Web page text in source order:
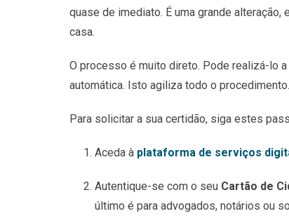
quase de imediato. É uma grande
casa.
O processo é muito direto. Pode realizá-lo a
automática. Isto agiliza todo o
Para solicitar a sua certidão, siga estes
Aceda à plataforma de serviços
Autentique-se com o seu Cartão de
último é para advogados, notários ou